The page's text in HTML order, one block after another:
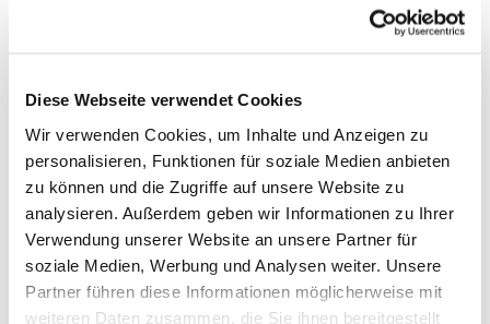
Diese Webseite verwendet Cookies
Wir verwenden Cookies, um Inhalte und Anzeigen zu
personalisieren, Funktionen für soziale Medien anbieten
zu können und die Zugriffe auf unsere Website zu
analysieren. Außerdem geben wir Informationen zu Ihrer
Verwendung unserer Website an unsere Partner für
soziale Medien, Werbung und Analysen weiter. Unsere
Partner führen diese Informationen möglicherweise mit
weiteren Daten zusammen, die Sie ihnen bereitgestellt
UNESCO-Welterbe römischer Limes